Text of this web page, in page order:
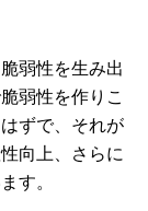
弱性を生み出
弱性を作りこ
ずで、それが
向上、さらに
す。